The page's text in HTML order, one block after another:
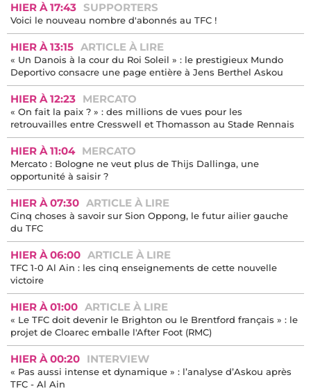
HIER À 17:43 SUPPORTERS
Voici le nouveau nombre d'abonnés au TFC !
HIER À 13:15 ARTICLE À LIRE
« Un Danois à la cour du Roi Soleil » : le prestigieux Mundo
Deportivo consacre une page entière à Jens Berthel Askou
HIER À 12:23 MERCATO
« On fait la paix ? » : des millions de vues pour les
retrouvailles entre Cresswell et Thomasson au Stade Rennais
HIER À 11:04 MERCATO
Mercato : Bologne ne veut plus de Thijs Dallinga, une
opportunité à saisir ?
HIER À 07:30 ARTICLE À LIRE
Cinq choses à savoir sur Sion Oppong, le futur ailier gauche
du TFC
HIER À 06:00 ARTICLE À LIRE
TFC 1-0 Al Ain : les cinq enseignements de cette nouvelle
victoire
HIER À 01:00 ARTICLE À LIRE
« Le TFC doit devenir le Brighton ou le Brentford français » : le
projet de Cloarec emballe l'After Foot (RMC)
HIER À 00:20 INTERVIEW
« Pas aussi intense et dynamique » : l’analyse d’Askou après
TFC - Al Ain